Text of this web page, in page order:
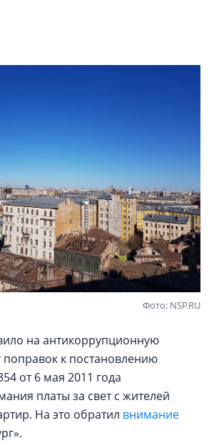
Фото: NSP.RU
на антикоррупционную
поправок к постановлению
от 6 мая 2011 года
платы за свет с жителей
На это обратил внимание